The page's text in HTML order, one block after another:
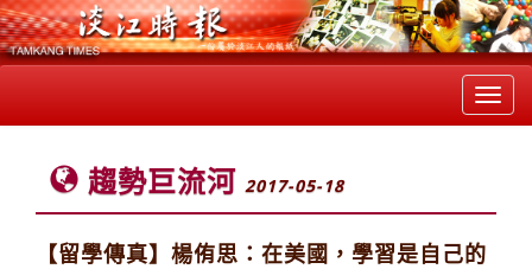
趨勢巨流河 2017-05-18
【留學傳真】楊侑思：在美國，學習是自己的